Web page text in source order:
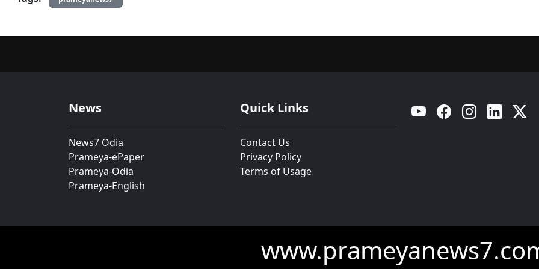
News
News7 Odia
Prameya-ePaper
Prameya-Odia
Prameya-English
Quick Links
Contact Us
Privacy Policy
Terms of Usage
YouTube Facebook Instagram